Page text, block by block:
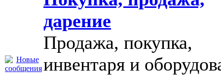
дарение
Продажа, покупка,
инвентаря и